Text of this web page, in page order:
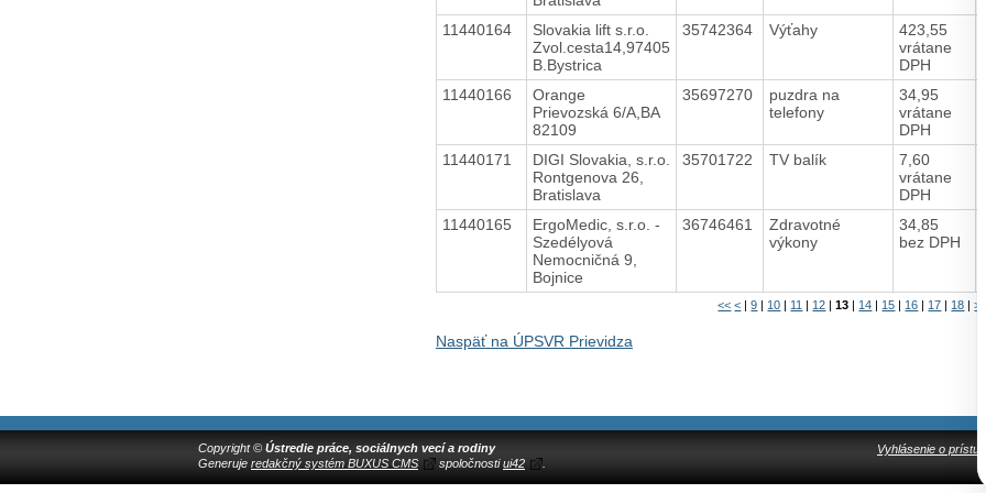
11440164
Slovakia lift s.r.o.
Zvol.cesta14,97405
B.Bystrica
35742364 Výťahy
423,55
vrátane
DPH
11440166
Orange
Prievozská 6/A,BA
82109
35697270
puzdra na
telefony
34,95
vrátane
DPH
11440171
DIGI Slovakia, s.r.o.
Rontgenova 26,
Bratislava
35701722 TV balík
7,60
vrátane
DPH
11440165
ErgoMedic, s.r.o. -
Szedélyová
Nemocničná 9,
Bojnice
36746461
Zdravotné
výkony
34,85
bez DPH
<< < |9 | 10 | 11 | 12 |13 | 14 | 15 | 16 | 17 | 18 |>
Naspäť na ÚPSVR Prievidza
Copyright © Ústredie práce, sociálnych vecí a rodiny Vyhlásenie o
Generuje redakčný systém BUXUS CMS spoločnostiui42